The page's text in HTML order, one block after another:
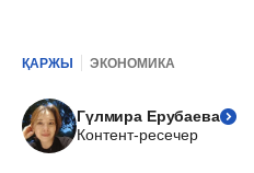
ҚАРЖЫ ЭКОНОМИКА
Гүлмира Ерубаева
Контент-ресечер